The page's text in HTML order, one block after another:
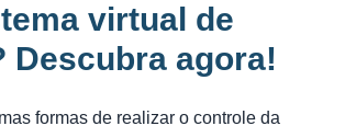
virtual de
Descubra agora!
formas de realizar o controle da